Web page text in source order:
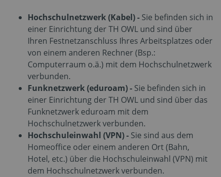
Hochschulnetzwerk (Kabel) - Sie befinden sich in
einer Einrichtung der TH OWL und sind über
Ihren Festnetzanschluss Ihres Arbeitsplatzes oder
von einem anderen Rechner (Bsp.:
Computerraum o.ä.) mit dem Hochschulnetzwerk
verbunden.
Funknetzwerk (eduroam) - Sie befinden sich in
einer Einrichtung der TH OWL und sind über das
Funknetzwerk eduroam mit dem
Hochschulnetzwerk verbunden.
Hochschuleinwahl (VPN) - Sie sind aus dem
Homeoffice oder einem anderen Ort (Bahn,
Hotel, etc.) über die Hochschuleinwahl (VPN) mit
dem Hochschulnetzwerk verbunden.